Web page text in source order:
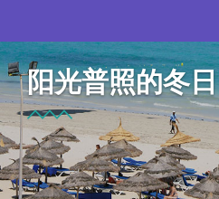
阳光普照的冬日